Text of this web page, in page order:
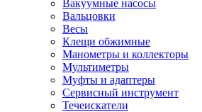
Вакуумные насосы
Вальцовки
Весы
Клещи обжимные
Манометры и коллекторы
Мультиметры
Муфты и адаптеры
Сервисный инструмент
Течеискатели